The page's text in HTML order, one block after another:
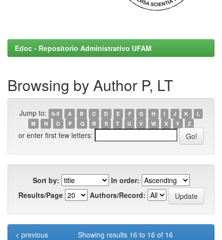
Edoc - Repositorio Administrativo UFAM
Browsing by Author P, LT
Jump to: 0-9 A B C D E F G H I J K
L
M
N O P Q R S T U V W X Y Z
or enter first few letters:
Sort by:
In order:
Results/Page
Authors/Record:
Showing results 16 to 16 of 16
< previous